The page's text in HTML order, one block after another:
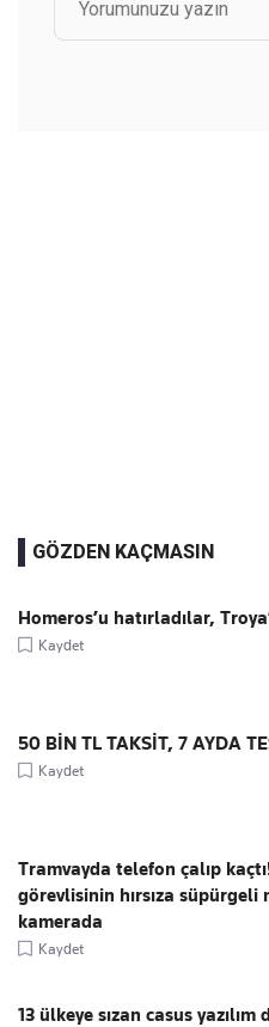
GÖZDEN KAÇMASIN
Homeros’u hatırladılar,
Kaydet
50 BİN TL TAKSİT, 7 AYDA
Kaydet
Tramvayda telefon çalıp
görevlisinin hırsıza süpürgeli
kamerada
Kaydet
13 ülkeye sızan casus yazılım